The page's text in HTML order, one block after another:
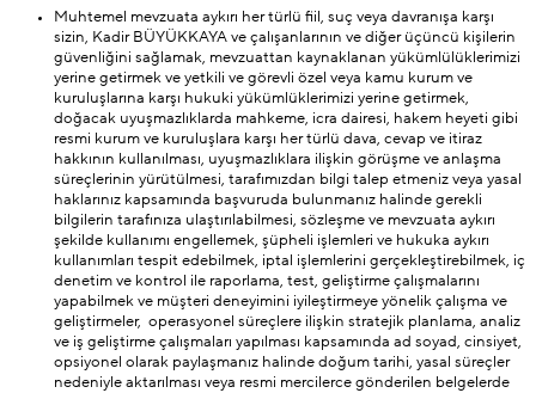
Muhtemel mevzuata aykırı her türlü fiil, suç veya davranışa karşı
sizin, Kadir BÜYÜKKAYA ve çalışanlarının ve diğer üçüncü kişilerin
güvenliğini sağlamak, mevzuattan kaynaklanan yükümlülüklerimizi
yerine getirmek ve yetkili ve görevli özel veya kamu kurum ve
kuruluşlarına karşı hukuki yükümlüklerimizi yerine getirmek,
doğacak uyuşmazlıklarda mahkeme, icra dairesi, hakem heyeti gibi
resmi kurum ve kuruluşlara karşı her türlü dava, cevap ve itiraz
hakkının kullanılması, uyuşmazlıklara ilişkin görüşme ve anlaşma
süreçlerinin yürütülmesi, tarafımızdan bilgi talep etmeniz veya yasal
haklarınız kapsamında başvuruda bulunmanız halinde gerekli
bilgilerin tarafınıza ulaştırılabilmesi, sözleşme ve mevzuata aykırı
şekilde kullanımı engellemek, şüpheli işlemleri ve hukuka aykırı
kullanımları tespit edebilmek, iptal işlemlerini gerçekleştirebilmek, iç
denetim ve kontrol ile raporlama, test, geliştirme çalışmalarını
yapabilmek ve müşteri deneyimini iyileştirmeye yönelik çalışma ve
geliştirmeler, operasyonel süreçlere ilişkin stratejik planlama, analiz
ve iş geliştirme çalışmaları yapılması kapsamında ad soyad, cinsiyet,
opsiyonel olarak paylaşmanız halinde doğum tarihi, yasal süreçler
nedeniyle aktarılması veya resmi mercilerce gönderilen belgelerde